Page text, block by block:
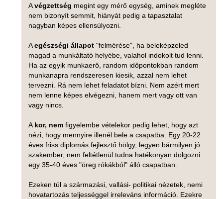
Avégzettség megint egy mérő egység, aminek megléte
nem bizonyít semmit, hiányát pedig a tapasztalat
nagyban képes ellensúlyozni.
Aegészségi állapot "felmérése", ha beleképzeled
magad a munkáltató helyébe, valahol indokolt tud lenni.
Ha az egyik munkaerő, random időpontokban random
munkanapra rendszeresen kiesik, azzal nem lehet
tervezni. Rá nem lehet feladatot bízni. Nem azért mert
nem lenne képes elvégezni, hanem mert vagy ott van
vagy nincs.
A kor, nem figyelembe vételekor pedig lehet, hogy azt
nézi, hogy mennyire illenél bele a csapatba. Egy 20-22
éves friss diplomás fejlesztő hölgy, legyen bármilyen jó
szakember, nem feltétlenül tudna hatékonyan dolgozni
egy 35-40 éves "öreg rókákból" álló csapatban.
Ezeken túl a származási, vallási- politikai nézetek, nemi
hovatartozás teljességgel irreleváns információ. Ezekre